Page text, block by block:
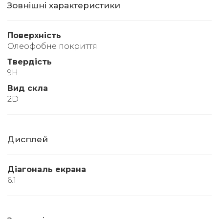
Зовнішні характеристики
Поверхність
Олеофобне покриття
Твердість
9Н
Вид скла
2D
Дисплей
Діагональ екрана
6.1